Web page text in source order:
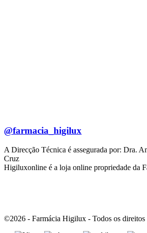
@farmacia_higilux
A Direcção Técnica é assegurada por: Dra.
Cruz
Higiluxonline é a loja online propriedade da
©2026 - Farmácia Higilux - Todos os direitos